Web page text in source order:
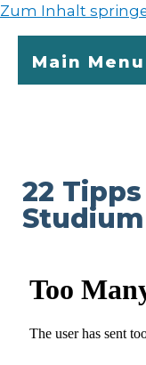
Zum Inhalt
Main Menu
22
Studium